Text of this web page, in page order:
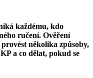
každému, kdo
ručení. Ověření
několika způsoby,
a co dělat, pokud se